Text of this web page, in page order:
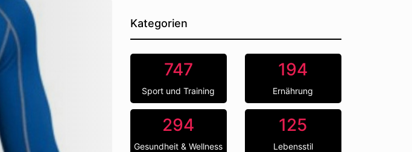
Kategorien
747
Sport und Training
194
Ernährung
294
Gesundheit & Wellness
125
Lebensstil